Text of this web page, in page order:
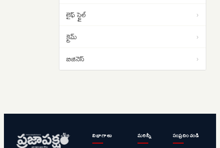
లైఫ్ స్టైల్ ›
క్రైమ్ ›
బిజినెస్ ›
విభాగాలు మరిన్నీ సంప్రదించండి